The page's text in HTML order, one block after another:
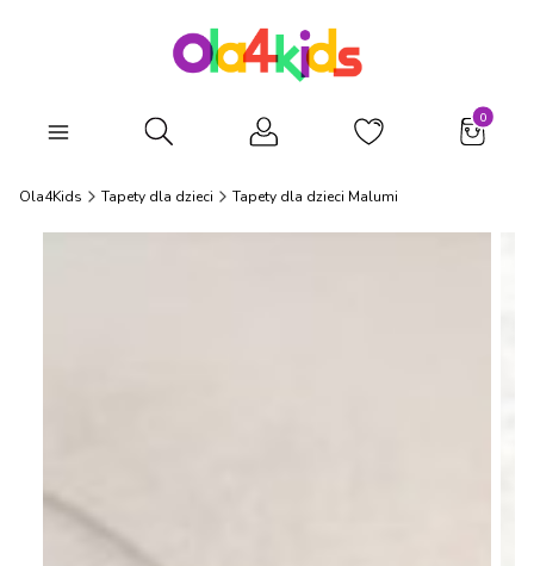
Otwórz wyszukiwarkę
Ola4Kids Tapety dla dzieci Tapety dla dzieci Malumi